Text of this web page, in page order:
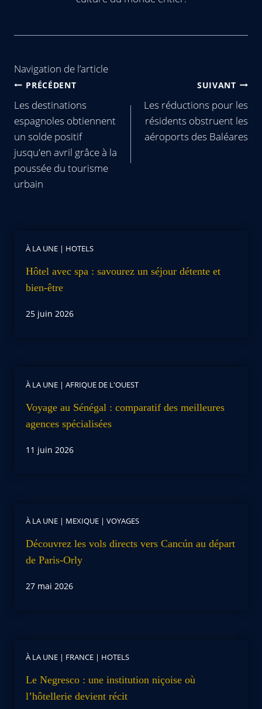
Navigation de l’article
PRÉCÉDENT
Les destinations
espagnoles obtiennent
un solde positif
jusqu'en avril grâce à la
poussée du tourisme
urbain
SUIVANT
Les réductions pour les
résidents obstruent les
aéroports des Baléares
À LA UNE | HOTELS
Hôtel avec spa : savourez un séjour détente et
bien-être
25 juin 2026
À LA UNE | AFRIQUE DE L'OUEST
Voyage au Sénégal : comparatif des meilleures
agences spécialisées
11 juin 2026
À LA UNE | MEXIQUE | VOYAGES
Découvrez les vols directs vers Cancún au départ
de Paris-Orly
27 mai 2026
À LA UNE | FRANCE | HOTELS
Le Negresco : une institution niçoise où
l’hôtellerie devient récit